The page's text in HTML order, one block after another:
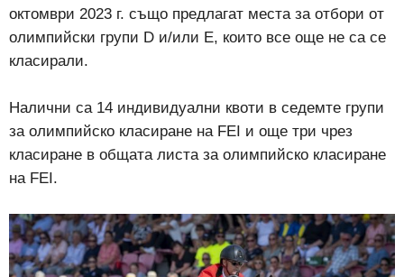
октомври 2023 г. също предлагат места за отбори от
олимпийски групи D и/или E, които все още не са се
класирали.
Налични са 14 индивидуални квоти в седемте групи
за олимпийско класиране на FEI и още три чрез
класиране в общата листа за олимпийско класиране
на FEI.